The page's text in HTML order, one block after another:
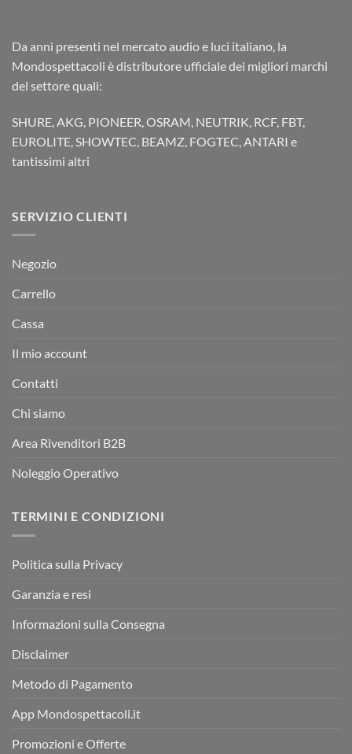
Da anni presenti nel mercato audio e luci italiano, la
Mondospettacoli è distributore ufficiale dei migliori marchi
del settore quali:
SHURE, AKG, PIONEER, OSRAM, NEUTRIK, RCF, FBT,
EUROLITE, SHOWTEC, BEAMZ, FOGTEC, ANTARI e
tantissimi altri
SERVIZIO CLIENTI
Negozio
Carrello
Cassa
Il mio account
Contatti
Chi siamo
Area Rivenditori B2B
Noleggio Operativo
TERMINI E CONDIZIONI
Politica sulla Privacy
Garanzia e resi
Informazioni sulla Consegna
Disclaimer
Metodo di Pagamento
App Mondospettacoli.it
Promozioni e Offerte